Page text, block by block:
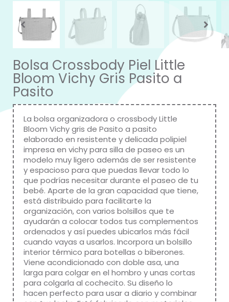
Bolsa Crossbody Piel Little
Bloom Vichy Gris Pasito a
Pasito
La bolsa organizadora o crossbody Little
Bloom Vichy gris de Pasito a pasito
elaborado en resistente y delicada polipiel
impresa en vichy para silla de paseo es un
modelo muy ligero además de ser resistente
y espacioso para que puedas llevar todo lo
que podrías necesitar durante el paseo de tu
bebé. Aparte de la gran capacidad que tiene,
está distribuido para facilitarte la
organización, con varios bolsillos que te
ayudarán a colocar todos tus complementos
ordenados y así puedes ubicarlos más fácil
cuando vayas a usarlos. Incorpora un bolsillo
interior térmico para botellas o biberones.
Viene acondicionado con doble asa, una
larga para colgar en el hombro y unas cortas
para colgarla al cochecito. Su diseño lo
hacen perfecto para usar a diario y combinar